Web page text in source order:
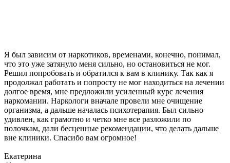
Я был зависим от наркотиков, временами, конечно, понимал,
что это уже затянуло меня сильно, но остановиться не мог.
Решил попробовать и обратился к вам в клинику. Так как я
продолжал работать и попросту не мог находиться на лечении
долгое время, мне предложили усиленный курс лечения
наркомании. Наркологи вначале провели мне очищение
организма, а дальше началась психотерапия. Был сильно
удивлен, как грамотно и четко мне все разложили по
полочкам, дали бесценные рекомендации, что делать дальше
вне клиники. Спасибо вам огромное!
Екатерина